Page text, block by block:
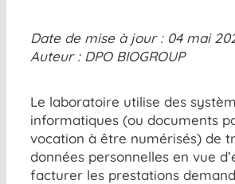
Date de mise à jour : 04 mai
Auteur : DPO BIOGROUP
Le laboratoire utilise des
informatiques (ou documents
vocation à être numérisés) de
données personnelles en vue
facturer les prestations